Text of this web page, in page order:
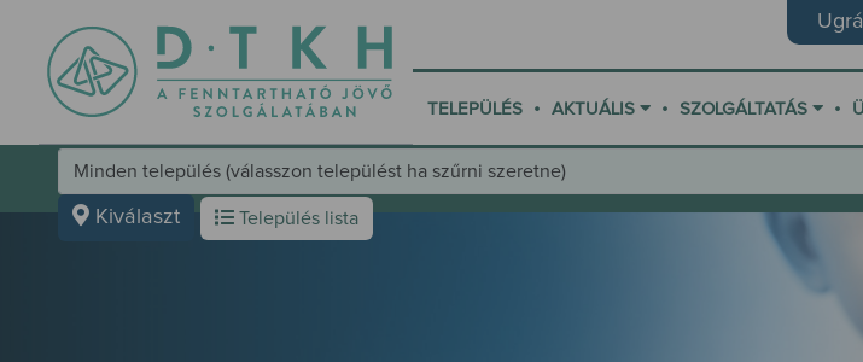
TELEPÜLÉS • AKTUÁLIS • SZOLGÁLTATÁS •
Kiválaszt Település lista